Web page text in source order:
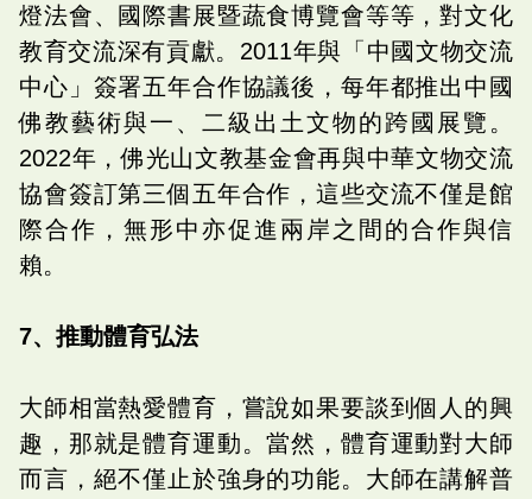
燈法會、國際書展暨蔬食博覽會等等，對文化
教育交流深有貢獻。2011年與「中國文物交流
中心」簽署五年合作協議後，每年都推出中國
佛教藝術與一、二級出土文物的跨國展覽。
2022年，佛光山文教基金會再與中華文物交流
協會簽訂第三個五年合作，這些交流不僅是館
際合作，無形中亦促進兩岸之間的合作與信
賴。
7、推動體育弘法
大師相當熱愛體育，嘗說如果要談到個人的興
趣，那就是體育運動。當然，體育運動對大師
而言，絕不僅止於強身的功能。大師在講解普